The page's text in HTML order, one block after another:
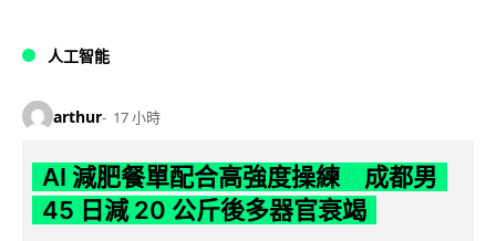
人工智能
arthur 17 小時
AI 減肥餐單配合高強度操練 成都男
45 日減 20 公斤後多器官衰竭